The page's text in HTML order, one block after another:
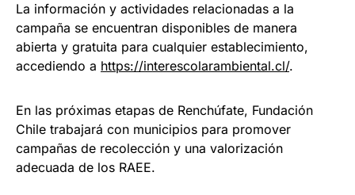
La información y actividades relacionadas a la
campaña se encuentran disponibles de manera
abierta y gratuita para cualquier establecimiento,
accediendo a https://interescolarambiental.cl/.
En las próximas etapas de Renchúfate, Fundación
Chile trabajará con municipios para promover
campañas de recolección y una valorización
adecuada de los RAEE.